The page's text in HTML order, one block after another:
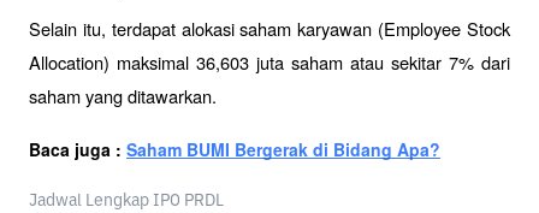
Selain itu, terdapat alokasi saham karyawan (Employee Stock
Allocation) maksimal 36,603 juta saham atau sekitar 7% dari
saham yang ditawarkan.
Baca juga : Saham BUMI Bergerak di Bidang Apa?
Jadwal Lengkap IPO PRDL